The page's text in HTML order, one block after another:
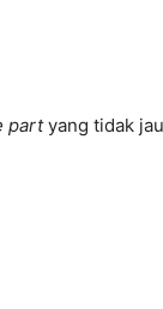
partyang tidak